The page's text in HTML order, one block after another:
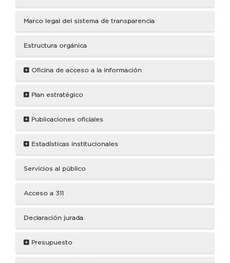
Marco legal del sistema de transparencia
Estructura orgánica
Oficina de acceso a la información
Plan estratégico
Publicaciones oficiales
Estadísticas institucionales
Servicios al público
Acceso a 311
Declaración jurada
Presupuesto